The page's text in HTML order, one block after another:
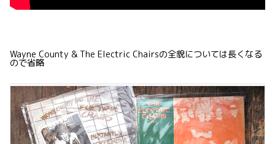
Wayne County & The Electric Chairsの全貌については長くなる
ので省略